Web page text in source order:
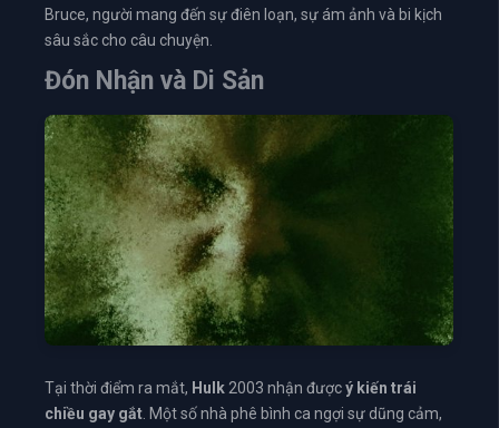
Bruce, người mang đến sự điên loạn, sự ám ảnh và bi kịch
sâu sắc cho câu chuyện.
Đón Nhận và Di Sản
Tại thời điểm ra mắt, Hulk 2003 nhận đượcý kiến trái
chiều gay gắt . Một số nhà phê bình ca ngợi sự dũng cảm,